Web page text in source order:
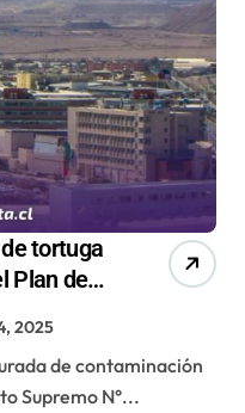
tortuga
Plan de
2025
Supremo N°...